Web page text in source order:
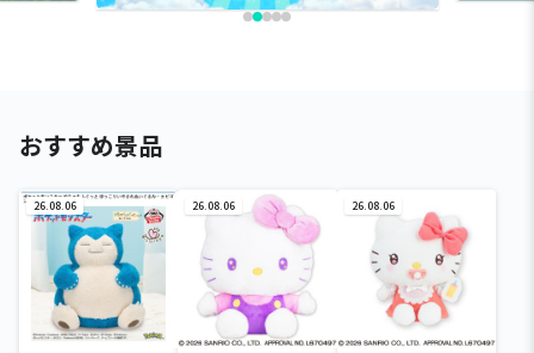
おすすめ景品
26.08.06 26.08.06 26.08.06